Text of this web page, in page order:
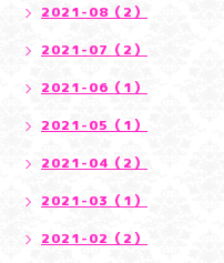
2021-08（2）
2021-07（2）
2021-06（1）
2021-05（1）
2021-04（2）
2021-03（1）
2021-02（2）